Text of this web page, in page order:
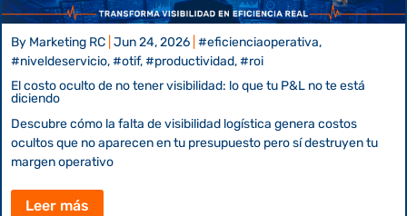
By Marketing RC Jun 24, 2026 #eficienciaoperativa,
#niveldeservicio, #otif, #productividad, #roi
El costo oculto de no tener visibilidad: lo que tu P&L no te está
diciendo
Descubre cómo la falta de visibilidad logística genera costos
ocultos que no aparecen en tu presupuesto pero sí destruyen tu
margen operativo
Leer más